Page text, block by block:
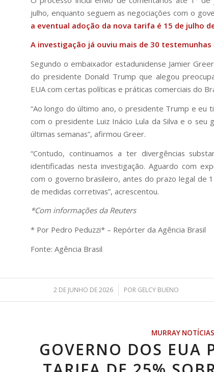
julho, enquanto seguem as negociações com o
a eventual adoção da nova tarifa é 15 de julho
A investigação já ouviu mais de 30
Segundo o embaixador estadunidense Jamier
do presidente Donald Trump que alegou
EUA com certas políticas e práticas comerciais do
“Ao longo do último ano, o presidente Trump e eu
com o presidente Luiz Inácio Lula da Silva e o seu
últimas semanas”, afirmou Greer.
“Contudo, continuamos a ter divergências
identificadas nesta investigação. Aguardo com
com o governo brasileiro, antes do prazo legal de
de medidas corretivas”, acrescentou.
*Com informações da Reuters
* Por Pedro Peduzzi* – Repórter da Agência Brasil
Fonte: Agência Brasil
2 DE JUNHO DE 2026
/ POR GELCY BUENO
MURRAY NOTÍCIAS
GOVERNO DOS EUA